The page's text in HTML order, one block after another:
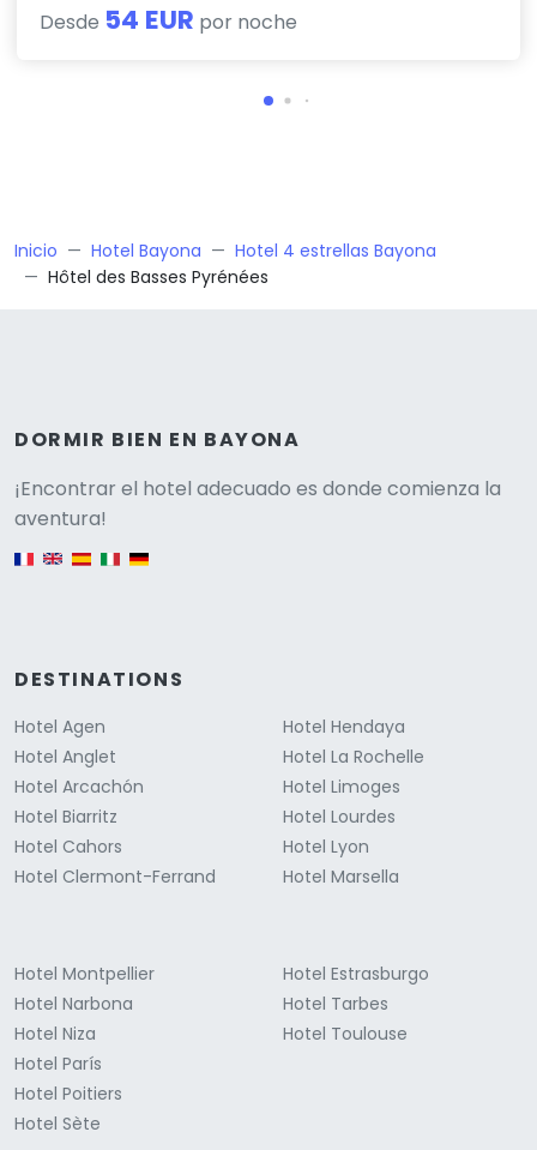
Desde 54 EUR por noche
Inicio Hotel Bayona
Hotel 4 estrellas Bayona
Hôtel des Basses Pyrénées
DORMIR BIEN EN BAYONA
¡Encontrar el hotel adecuado es donde comienza la
aventura!
English version
DESTINATIONS
Hotel Agen
Hotel Anglet
Hotel Arcachón
Hotel Biarritz
Hotel Cahors
Hotel Clermont-Ferrand
Hotel Hendaya
Hotel La Rochelle
Hotel Limoges
Hotel Lourdes
Hotel Lyon
Hotel Marsella
Hotel Montpellier
Hotel Narbona
Hotel Niza
Hotel París
Hotel Poitiers
Hotel Sète
Hotel Estrasburgo
Hotel Tarbes
Hotel Toulouse